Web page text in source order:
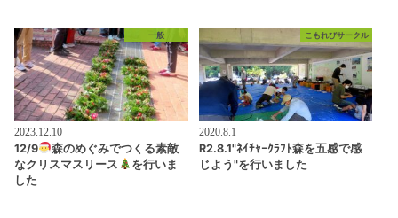
一般
2023.12.10
12/9
森のめぐみでつくる素敵
なクリスマスリース
を行いま
した
こもれびサークル
2020.8.1
R2.8.1"ﾈｲﾁｬｰｸﾗﾌﾄ森を五感で感
じよう"を行いました